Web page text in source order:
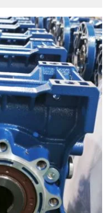
dentes da g...